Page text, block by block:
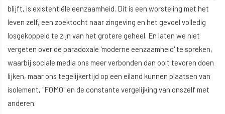
blijft, is existentiële eenzaamheid. Dit is een worsteling met het
leven zelf, een zoektocht naar zingeving en het gevoel volledig
losgekoppeld te zijn van het grotere geheel. En laten we niet
vergeten over de paradoxale 'moderne eenzaamheid' te spreken,
waarbij sociale media ons meer verbonden dan ooit tevoren doen
lijken, maar ons tegelijkertijd op een eiland kunnen plaatsen van
isolement, "FOMO" en de constante vergelijking van onszelf met
anderen.